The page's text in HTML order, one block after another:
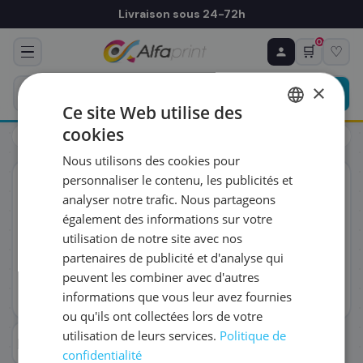
Livraison sous 24-72h
🛒
0
♡
Toners HP HP W2212A/207A - Toner jaune, 1 250 pages
ORIGINAL
♻ COMMANDE RÉCURRENTE
Prévoyez & économisez
Programmez votre prochain achat — notre équipe
vous prépare un devis personnalisé
RÉFÉRENCE DU PRODUIT
FRÉQUENCE
QUANTITÉ PAR LIVRAISON
DATE DE PREMIÈRE LIVRAISON SOUHAITÉE
×
Ce site Web utilise des
cookies
Nous utilisons des cookies pour
personnaliser le contenu, les publicités et
analyser notre trafic. Nous partageons
également des informations sur votre
utilisation de notre site avec nos
partenaires de publicité et d'analyse qui
peuvent les combiner avec d'autres
informations que vous leur avez fournies
ou qu'ils ont collectées lors de votre
utilisation de leurs services. Politique de
confidentialité